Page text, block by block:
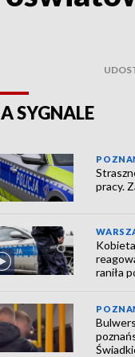
SYGNALE
pracy.
raniła